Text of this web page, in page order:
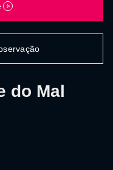
do Mal